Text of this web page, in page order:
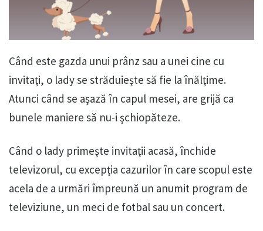
Când este gazda unui prânz sau a unei cine cu
invitaţi, o lady se străduieşte să fie la înălţime.
Atunci când se aşază în capul mesei, are grijă ca
bunele maniere să nu-i şchiopăteze.
Când o lady primeşte invitaţii acasă, închide
televizorul, cu excepţia cazurilor în care scopul este
acela de a urmări împreună un anumit program de
televiziune, un meci de fotbal sau un concert.